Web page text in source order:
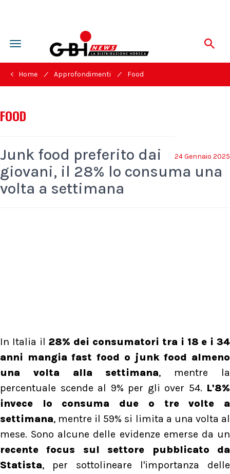
Toggle
navigation
< Home / Approfondimenti / Food
FOOD
24 Gennaio 2025
Junk food preferito dai
giovani, il 28% lo consuma una
volta a settimana
In Italia il 28% dei consumatori tra i 18 e i 34
anni mangia fast food o junk food almeno
una volta alla settimana, mentre la
percentuale scende al 9% per gli over 54. L'8%
invece lo consuma due o tre volte a
settimana, mentre il 59% si limita a una volta al
mese. Sono alcune delle evidenze emerse da un
recente focus sul settore pubblicato da
Statista, per sottolineare l'importanza delle